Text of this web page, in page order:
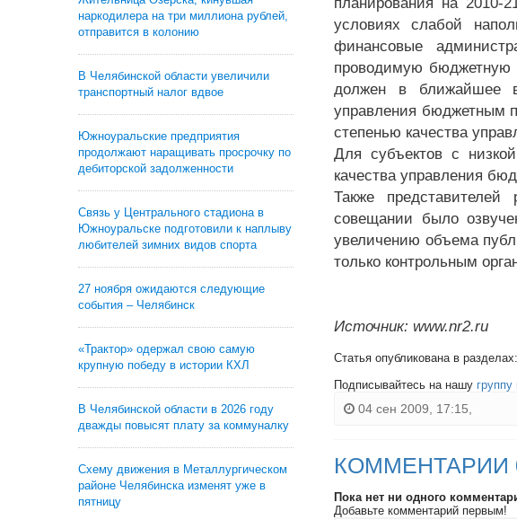
наркодилера на три миллиона рублей,
отправится в колонию
В Челябинской области увеличили
транспортный налог вдвое
Южноуральские предприятия
продолжают наращивать просрочку по
дебиторской задолженности
Связь у Центрального стадиона в
Южноуральске подготовили к наплыву
любителей зимних видов спорта
27 ноября ожидаются следующие
события – Челябинск
«Трактор» одержал свою самую
крупную победу в истории КХЛ
В Челябинской области в 2026 году
дважды повысят плату за коммуналку
Схему движения в Металлургическом
районе Челябинска изменят уже в
пятницу
условиях слабой
финансовые
проводимую бюджетную
должен в ближайшее
управления бюджетным
степенью качества
Для субъектов с
качества управления
Также
совещании было
увеличению объема
только контрольным
Источник: www.nr2.ru
Статья опубликована в разделах:
Подписывайтесь на нашу
04 сен 2009, 17:15,
КОММЕНТАРИИ
Пока нет ни одного
Добавьте комментарий первым!